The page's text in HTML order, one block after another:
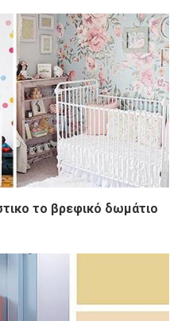
το βρεφικό δωμάτιο